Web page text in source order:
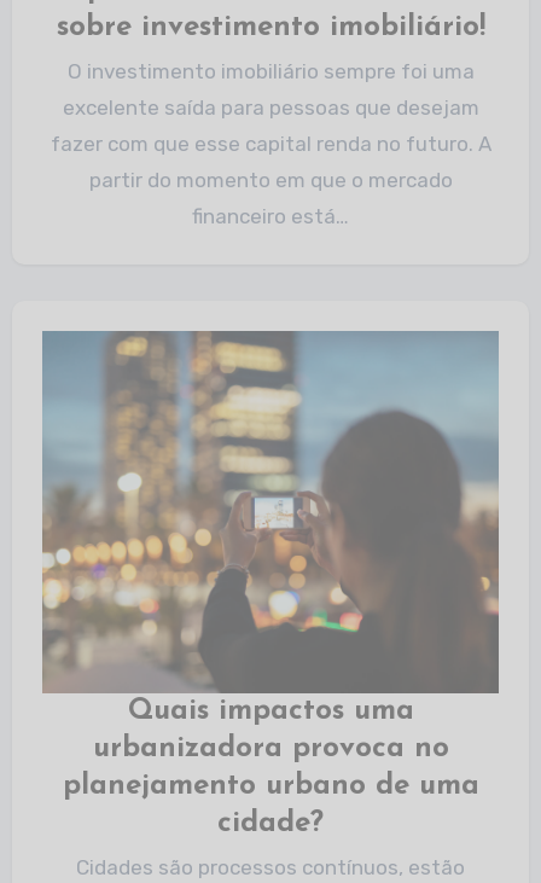
sobre investimento imobiliário!
O investimento imobiliário sempre foi uma
excelente saída para pessoas que desejam
fazer com que esse capital renda no futuro. A
partir do momento em que o mercado
financeiro está…
Quais impactos uma
urbanizadora provoca no
planejamento urbano de uma
cidade?
Cidades são processos contínuos, estão